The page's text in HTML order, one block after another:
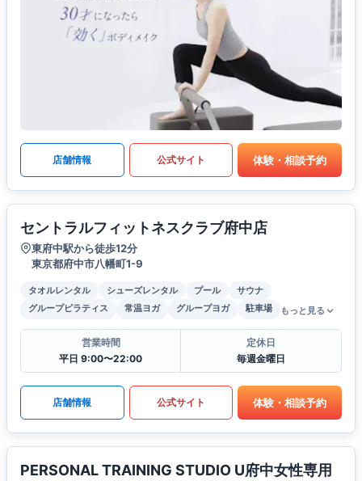
店舗情報 公式サイト 体験・相談予約
セントラルフィットネスクラブ府中店
東府中駅から徒歩12分
東京都府中市八幡町1-9
タオルレンタル シューズレンタル プール
サウナ
グループピラティス
常温ヨガ グループヨガ 駐車場 もっと見る
営業時間
平日 9:00〜22:00
定休日
毎週金曜日
店舗情報 公式サイト 体験・相談予約
PERSONAL TRAINING STUDIO U府中女性専用